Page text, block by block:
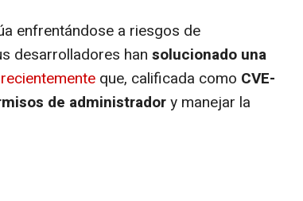
enfrentándose a riesgos de
desarrolladores han solucionado una
que, calificada como CVE-
de administradory manejar la